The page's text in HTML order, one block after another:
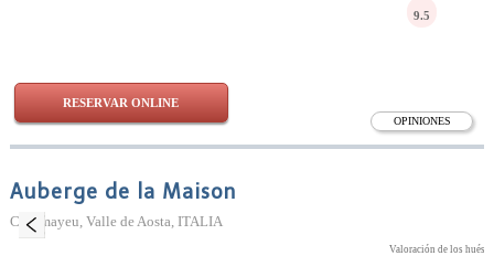
OPINIONES
9.5
RESERVAR ONLINE
Auberge de la Maison
Courmayeu, Valle de Aosta, ITALIA
Valoración de los